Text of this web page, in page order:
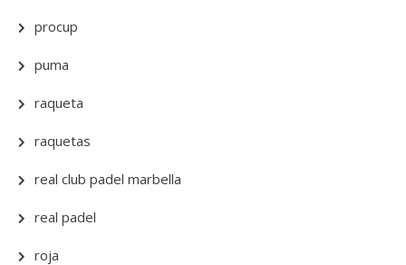
procup
puma
raqueta
raquetas
real club padel marbella
real padel
roja